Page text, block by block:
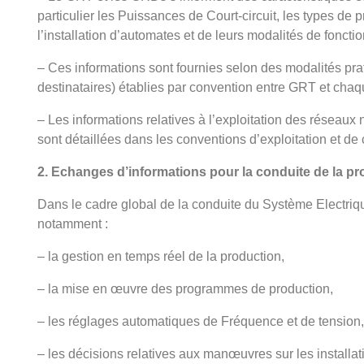
particulier les Puissances de Court-circuit, les types de
l’installation d’automates et de leurs modalités de
– Ces informations sont fournies selon des modalités
destinataires) établies par convention entre GRT et
– Les informations relatives à l’exploitation des
sont détaillées dans les conventions d’exploitation et de
2. Echanges d’informations pour la conduite de la
Dans le cadre global de la conduite du Système
notamment :
– la gestion en temps réel de la production,
– la mise en œuvre des programmes de production,
– les réglages automatiques de Fréquence et de tension,
– les décisions relatives aux manœuvres sur les